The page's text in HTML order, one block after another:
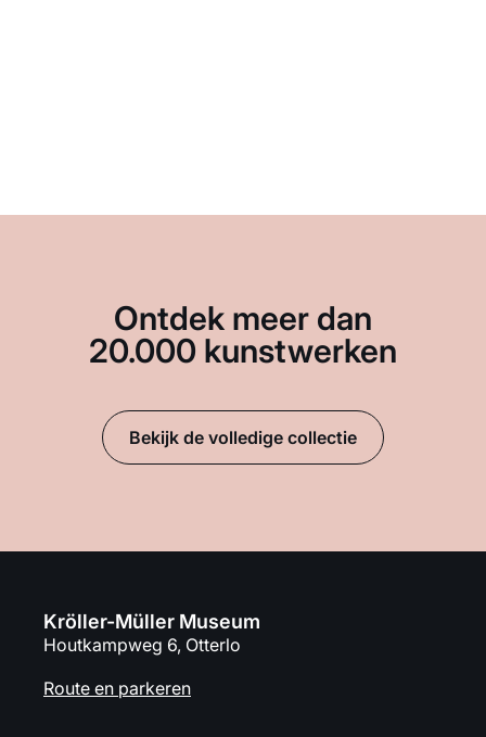
Ontdek meer dan
20.000 kunstwerken
Bekijk de volledige collectie
Kröller-Müller Museum
Houtkampweg 6, Otterlo
Route en parkeren